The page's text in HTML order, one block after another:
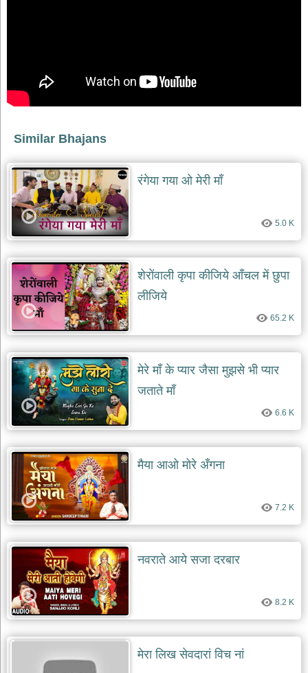
श्याम
bhajans
रानी
सती
दादी
भजन
rani
dadi
bhajans
बावा
लाल
दयाल
भजन
lal
bhajans
शनि
देव
भजन
shani
dev
bhajans
आज
का
भजन
bhajan
of
the
day
भजन
जोड़ें
add
bhajans
Similar Bhajans
रंगेया गया ओ मेरी माँ
5.0 K
शेरोंवाली कृपा कीजिये आँचल में छुपा
लीजिये
65.2 K
मेरे माँ के प्यार जैसा मुझसे भी प्यार
जताते माँ
6.6 K
मैया आओ मोरे अँगना
7.2 K
नवराते आये सजा दरबार
8.2 K
मेरा लिख सेवदारां विच नां